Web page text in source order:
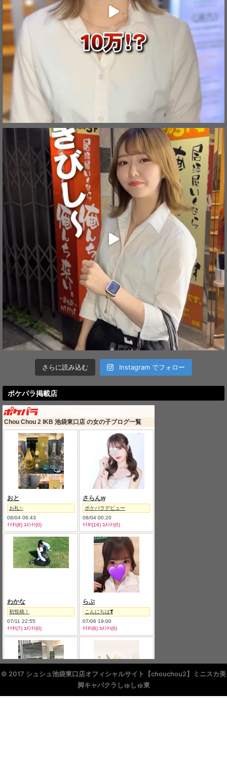
さらに読み込む Instagram でフォロー
ポケパラ掲載店
© 2017 シュシュ池袋東口店オフィシャルサイト【chouchou2】ミニスカ美
脚キャバクラしゅしゅ東